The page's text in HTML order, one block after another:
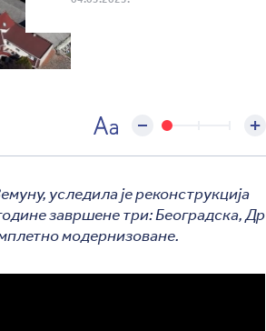
уследила је реконструкција
завршене три: Београдска, Др
модернизоване.